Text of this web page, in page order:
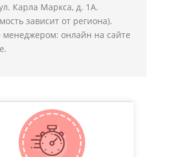
Карла Маркса, д. 1А.
зависит от региона).
менеджером: онлайн на сайте